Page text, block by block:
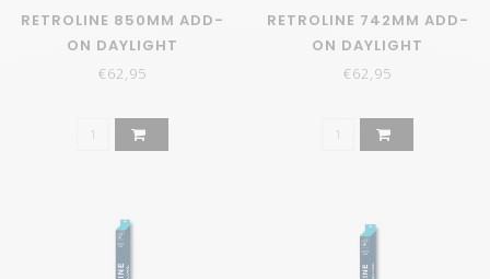
RETROLINE 850MM ADD-
ON DAYLIGHT
€62,95
RETROLINE 742MM ADD-
ON DAYLIGHT
€62,95